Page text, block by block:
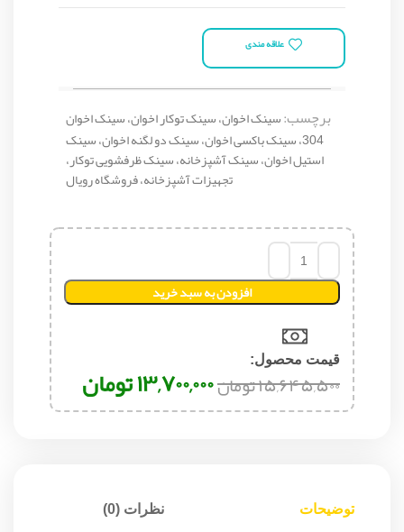
علاقه مندی
برچسب:سینک اخوان، سینک توکار اخوان، سینک اخوان
304، سینک باکسی اخوان، سینک دو لگنه اخوان، سینک
استیل اخوان، سینک آشپزخانه، سینک ظرفشویی توکار،
تجهیزات آشپزخانه، فروشگاه رویال
افزودن به سبد خرید
قیمت محصول:​
۱۵,۶۴۵,۵۰۰تومان۱۳,۷۰۰,۰۰۰تومان
توضیحات نظرات (0)